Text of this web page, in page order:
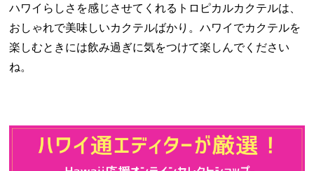
ハワイらしさを感じさせてくれるトロピカルカクテルは、
おしゃれで美味しいカクテルばかり。ハワイでカクテルを
楽しむときには飲み過ぎに気をつけて楽しんでください
ね。